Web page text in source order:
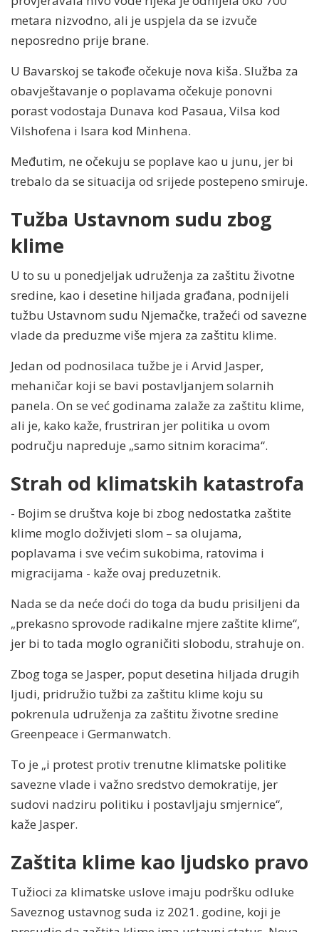
metara nizvodno, ali je uspjela da se izvuče
neposredno prije brane.
U Bavarskoj se takođe očekuje nova kiša. Služba za
obavještavanje o poplavama očekuje ponovni
porast vodostaja Dunava kod Pasaua, Vilsa kod
Vilshofena i Isara kod Minhena.
Međutim, ne očekuju se poplave kao u junu, jer bi
trebalo da se situacija od srijede postepeno smiruje.
Tužba Ustavnom sudu zbog
klime
U to su u ponedjeljak udruženja za zaštitu životne
sredine, kao i desetine hiljada građana, podnijeli
tužbu Ustavnom sudu Njemačke, tražeći od savezne
vlade da preduzme više mjera za zaštitu klime.
Jedan od podnosilaca tužbe je i Arvid Jasper,
mehaničar koji se bavi postavljanjem solarnih
panela. On se već godinama zalaže za zaštitu klime,
ali je, kako kaže, frustriran jer politika u ovom
području napreduje „samo sitnim koracima“.
Strah od klimatskih katastrofa
- Bojim se društva koje bi zbog nedostatka zaštite
klime moglo doživjeti slom – sa olujama,
poplavama i sve većim sukobima, ratovima i
migracijama - kaže ovaj preduzetnik.
Nada se da neće doći do toga da budu prisiljeni da
„prekasno sprovode radikalne mjere zaštite klime“,
jer bi to tada moglo ograničiti slobodu, strahuje on.
Zbog toga se Jasper, poput desetina hiljada drugih
ljudi, pridružio tužbi za zaštitu klime koju su
pokrenula udruženja za zaštitu životne sredine
Greenpeace i Germanwatch.
To je „i protest protiv trenutne klimatske politike
savezne vlade i važno sredstvo demokratije, jer
sudovi nadziru politiku i postavljaju smjernice“,
kaže Jasper.
Zaštita klime kao ljudsko pravo
Tužioci za klimatske uslove imaju podršku odluke
Saveznog ustavnog suda iz 2021. godine, koji je